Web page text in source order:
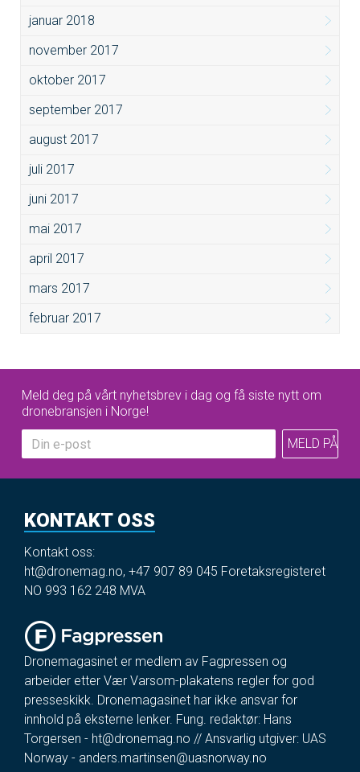
januar 2018
november 2017
oktober 2017
september 2017
august 2017
juli 2017
juni 2017
mai 2017
april 2017
mars 2017
februar 2017
Meld deg på vårt nyhetsbrev i dag og få siste nytt om
dronebransjen i Norge!
KONTAKT OSS
Kontakt oss:
ht@dronemag.no, +47 907 89 045 Foretaksregisteret
NO 993 162 248 MVA
Dronemagasinet er medlem av Fagpressen og
arbeider etter Vær Varsom-plakatens regler for god
presseskikk. Dronemagasinet har ikke ansvar for
innhold på eksterne lenker. Fung. redaktør: Hans
Torgersen - ht@dronemag.no // Ansvarlig utgiver: UAS
Norway - anders.martinsen@uasnorway.no